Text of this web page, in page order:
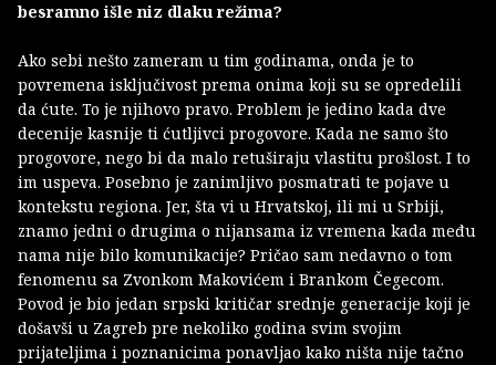
besramno išle niz dlaku režima?
Ako sebi nešto zameram u tim godinama, onda je to
povremena isključivost prema onima koji su se opredelili
da ćute. To je njihovo pravo. Problem je jedino kada dve
decenije kasnije ti ćutljivci progovore. Kada ne samo što
progovore, nego bi da malo retuširaju vlastitu prošlost. I to
im uspeva. Posebno je zanimljivo posmatrati te pojave u
kontekstu regiona. Jer, šta vi u Hrvatskoj, ili mi u Srbiji,
znamo jedni o drugima o nijansama iz vremena kada među
nama nije bilo komunikacije? Pričao sam nedavno o tom
fenomenu sa Zvonkom Makovićem i Brankom Čegecom.
Povod je bio jedan srpski kritičar srednje generacije koji je
došavši u Zagreb pre nekoliko godina svim svojim
prijateljima i poznanicima ponavljao kako ništa nije tačno